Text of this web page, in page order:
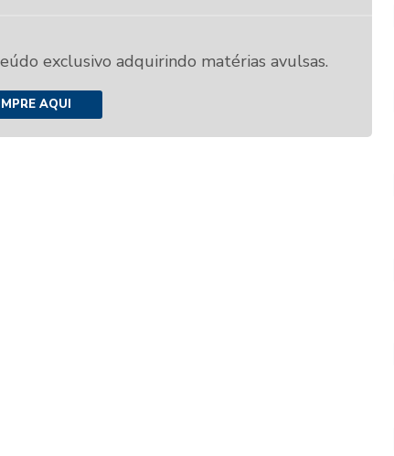
exclusivo adquirindo matérias avulsas.
AQUI